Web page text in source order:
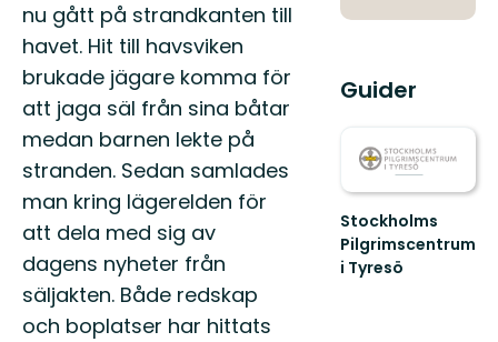
nu gått på strandkanten till
havet. Hit till havsviken
brukade jägare komma för
att jaga säl från sina båtar
medan barnen lekte på
stranden. Sedan samlades
man kring lägerelden för
att dela med sig av
dagens nyheter från
säljakten. Både redskap
och boplatser har hittats
Guider
Stockholms
Pilgrimscentrum
i Tyresö